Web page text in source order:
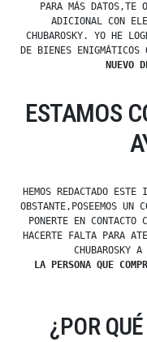
PARA MÁS DATOS,TE
ADICIONAL CON
CHUBAROSKY. YO HE
DE BIENES
NUEVO
ESTAMOS
HEMOS REDACTADO ESTE
OBSTANTE,POSEEMOS UN
PONERTE EN CONTACTO
HACERTE FALTA PARA
CHUBAROSKY
LA PERSONA QUE
¿POR